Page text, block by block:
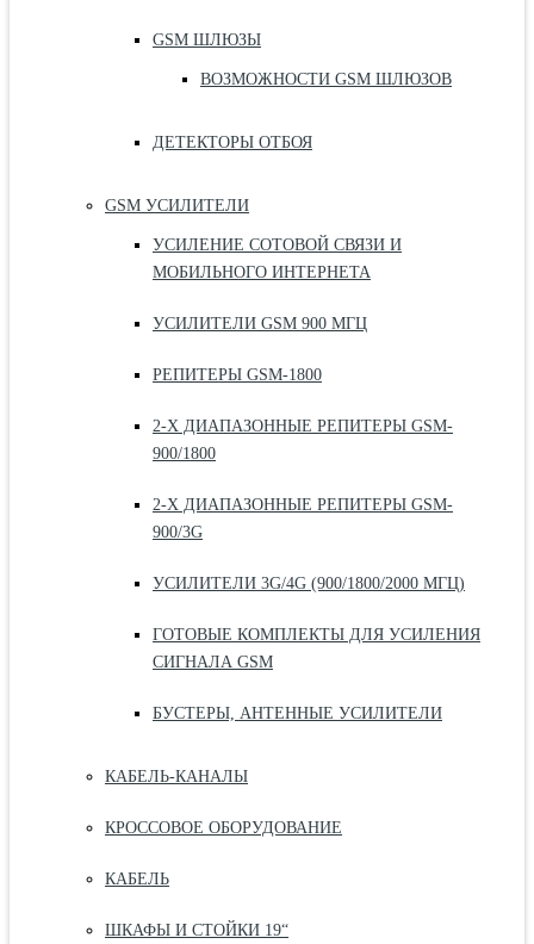
GSM ШЛЮЗЫ
ВОЗМОЖНОСТИ GSM ШЛЮЗОВ
ДЕТЕКТОРЫ ОТБОЯ
GSM УСИЛИТЕЛИ
УСИЛЕНИЕ СОТОВОЙ СВЯЗИ И
МОБИЛЬНОГО ИНТЕРНЕТА
УСИЛИТЕЛИ GSM 900 МГЦ
РЕПИТЕРЫ GSM-1800
2-Х ДИАПАЗОННЫЕ РЕПИТЕРЫ GSM-
900/1800
2-Х ДИАПАЗОННЫЕ РЕПИТЕРЫ GSM-
900/3G
УСИЛИТЕЛИ 3G/4G (900/1800/2000 МГЦ)
ГОТОВЫЕ КОМПЛЕКТЫ ДЛЯ УСИЛЕНИЯ
СИГНАЛА GSM
БУСТЕРЫ, АНТЕННЫЕ УСИЛИТЕЛИ
КАБЕЛЬ-КАНАЛЫ
КРОССОВОЕ ОБОРУДОВАНИЕ
КАБЕЛЬ
ШКАФЫ И СТОЙКИ 19“